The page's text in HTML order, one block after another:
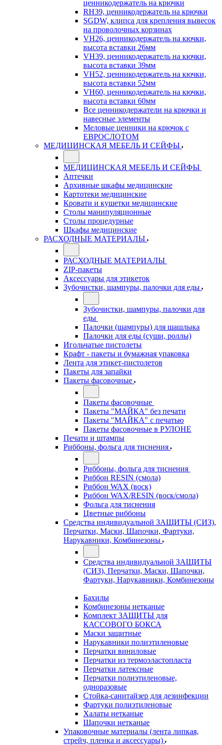
ценникодержатель на крючки
RH39, ценникодержатель на крючки
SGDW, клипса для крепления вывесок
на проволочных корзинах
VH26, ценникодержатель на кючки,
высота вставки 26мм
VH39, ценникодержатель на кючки,
высота вставки 39мм
VH52, ценникодержатель на кючки,
высота вставки 52мм
VH60, ценникодержатель на кючки,
высота вставки 60мм
Все ценникодержатели на крючки и
навесные элементы
Меловые ценники на крючок с
ЕВРОСЛОТОМ
МЕДИЦИНСКАЯ МЕБЕЛЬ И СЕЙФЫ
МЕДИЦИНСКАЯ МЕБЕЛЬ И СЕЙФЫ
Аптечки
Архивные шкафы медицинские
Картотеки медицинские
Кровати и кушетки медицинские
Столы манипуляционные
Столы процедурные
Шкафы медицинские
РАСХОДНЫЕ МАТЕРИАЛЫ
РАСХОДНЫЕ МАТЕРИАЛЫ
ZIP-пакеты
Аксессуары для этикеток
Зубочистки, шампуры, палочки для еды
Зубочистки, шампуры, палочки для
еды
Палочки (шампуры) для шашлыка
Палочки для еды (суши, роллы)
Игольчатые пистолеты
Крафт - пакеты и бумажная упаковка
Лента для этикет-пистолетов
Пакеты для запайки
Пакеты фасовочные
Пакеты фасовочные
Пакеты "МАЙКА" без печати
Пакеты "МАЙКА" с печатью
Пакеты фасовочные в РУЛОНЕ
Печати и штампы
Риббоны, фольга для тиснения
Риббоны, фольга для тиснения
Риббон RESIN (смола)
Риббон WAX (воск)
Риббон WAX/RESIN (воск/смола)
Фольга для тиснения
Цветные риббоны
Средства индивидуальной ЗАЩИТЫ (СИЗ),
Перчатки, Маски, Шапочки, Фартуки,
Нарукавники, Комбинезоны
Средства индивидуальной ЗАЩИТЫ
(СИЗ), Перчатки, Маски, Шапочки,
Фартуки, Нарукавники, Комбинезоны
Бахилы
Комбинезоны нетканые
Комплект ЗАЩИТЫ для
КАССОВОГО БОКСА
Маски защитные
Нарукавники полиэтиленовые
Перчатки виниловые
Перчатки из термоэластопласта
Перчатки латексные
Перчатки полиэтиленовые,
одноразовые
Стойка-санитайзер для дезинфекции
Фартуки полиэтиленовые
Халаты нетканые
Шапочки нетканые
Упаковочные материалы (лента липкая,
стрейч, пленка и аксессуары)